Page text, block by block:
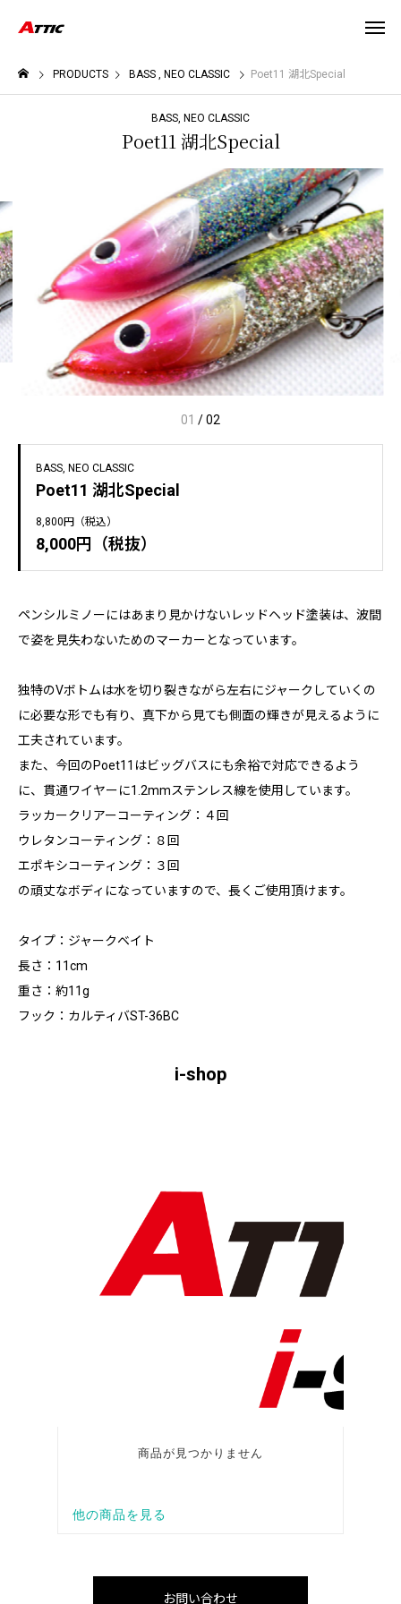
PRODUCTS BASS NEO CLASSIC Poet11 湖北Special
BASS NEO CLASSIC
Poet11 湖北Special
01 /02
BASS NEO CLASSIC
Poet11 湖北Special
8,800円（税込）
8,000円（税抜）
ペンシルミノーにはあまり見かけないレッドヘッド塗装は、波間
で姿を見失わないためのマーカーとなっています。
独特のVボトムは水を切り裂きながら左右にジャークしていくの
に必要な形でも有り、真下から見ても側面の輝きが見えるように
工夫されています。
また、今回のPoet11はビッグバスにも余裕で対応できるよう
に、貫通ワイヤーに1.2mmステンレス線を使用しています。
ラッカークリアーコーティング：４回
ウレタンコーティング：８回
エポキシコーティング：３回
の頑丈なボディになっていますので、長くご使用頂けます。
タイプ：ジャークベイト
長さ：11cm
重さ：約11g
フック：カルティバST-36BC
i-shop
お問い合わせ